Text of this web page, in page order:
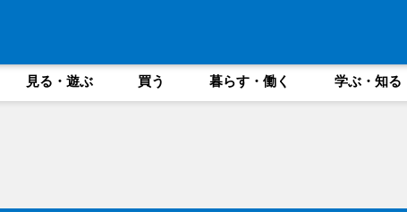
見る・遊ぶ 買う 暮らす・働く 学ぶ・知る